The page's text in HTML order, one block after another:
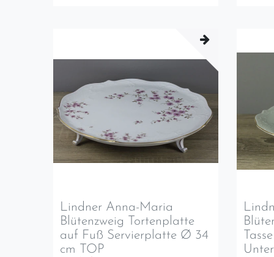
Lindner Anna-Maria
Blütenzweig Tortenplatte
auf Fuß Servierplatte Ø 34
cm TOP